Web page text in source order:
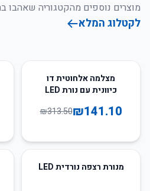
מוצרים נוספים מהקטגוריה שאהבו
לקטלוג המלא
מצלמה אלחוטית דו
כיוונית עם נורת LED
₪141.10
₪313.50
46
מנורת רצפה נורדית LED